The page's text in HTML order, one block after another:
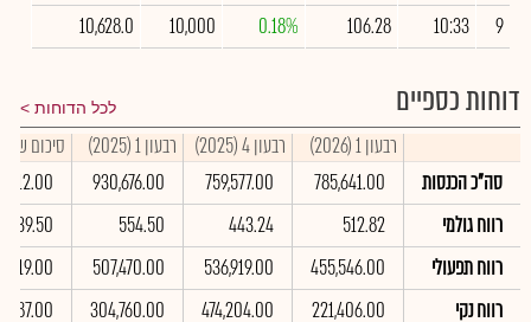
9
10:33
106.28
0.18%
10,000
10,628.0
דוחות כספיים לכל הדוחות
רבעון 1 (2026) רבעון 4 (2025) רבעון 1 (2025)
סיכום שנתי
סה"כ הכנסות
785,641.00
759,577.00
930,676.00
רווח גולמי
512.82
443.24
554.50
רווח תפעולי
455,546.00
536,919.00
507,470.00
רווח נקי
221,406.00
474,204.00
304,760.00